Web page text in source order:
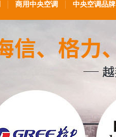
商用中央空调 中央空调品牌